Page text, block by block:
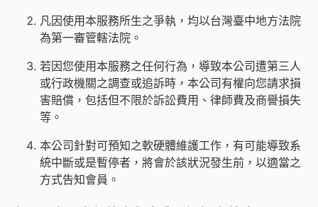
凡因使用本服務所生之爭執，均以台灣臺中地方法院
為第一審管轄法院。
若因您使用本服務之任何行為，導致本公司遭第三人
或行政機關之調查或追訴時，本公司有權向您請求損
害賠償，包括但不限於訴訟費用、律師費及商譽損失
等。
本公司針對可預知之軟硬體維護工作，有可能導致系
統中斷或是暫停者，將會於該狀況發生前，以適當之
方式告知會員。